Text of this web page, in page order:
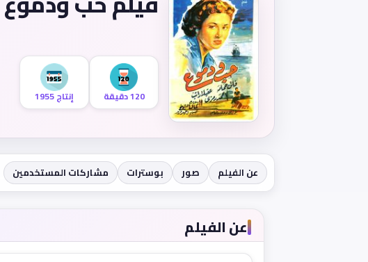
120 دقيقة إنتاج 1955
عن الفيلم صور بوسترات مشاركات المستخدمين
عن الفيلم